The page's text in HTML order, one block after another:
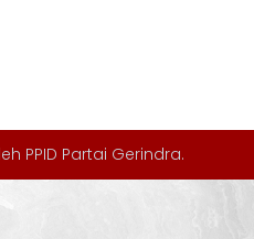
PPID Partai Gerindra.